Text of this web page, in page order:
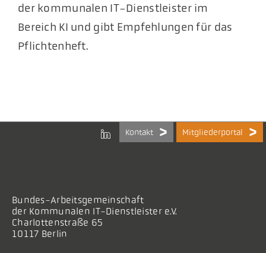
der kommunalen IT-Dienstleister im
Bereich KI und gibt Empfehlungen für das
Pflichtenheft.
Kontakt Mitgliederportal
Bundes-Arbeitsgemeinschaft
der Kommunalen IT-Dienstleister e.V.
Charlottenstraße 65
10117 Berlin